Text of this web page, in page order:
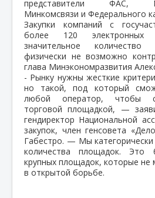
представители ФАС,
Минкомсвязи и Федерального
Закупки компаний с
более 120 электронных
значительное
физически не возможно
глава Минэкономразвития
- Рынку нужны жесткие
но такой, под который
любой оператор, чтобы
торговой площадкой, —
гендиректор Национальной
закупок, член генсовета
Габестро. — Мы категорически
количества площадок. Это
крупных площадок, которые не
в открытой борьбе.